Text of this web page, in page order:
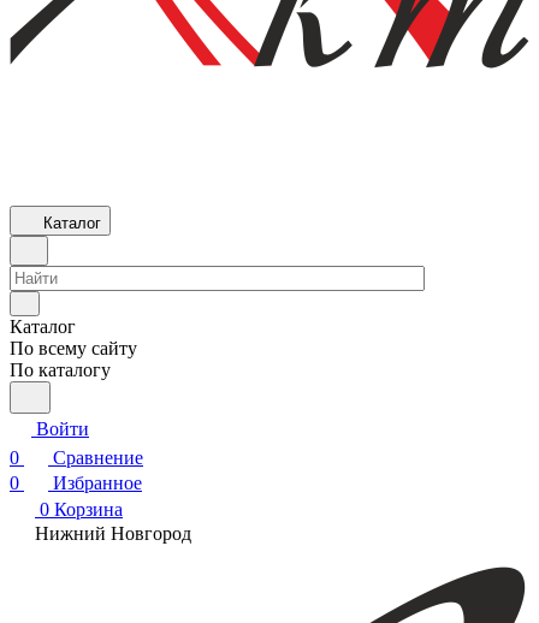
Каталог
Каталог
По всему сайту
По каталогу
Войти
0
Сравнение
0
Избранное
0 Корзина
Нижний Новгород